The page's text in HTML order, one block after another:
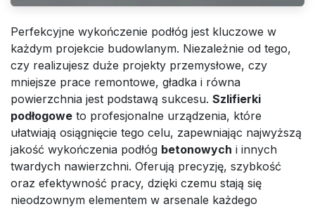
Perfekcyjne wykończenie podłóg jest kluczowe w
każdym projekcie budowlanym. Niezależnie od tego,
czy realizujesz duże projekty przemysłowe, czy
mniejsze prace remontowe, gładka i równa
powierzchnia jest podstawą sukcesu. Szlifierki
podłogowe to profesjonalne urządzenia, które
ułatwiają osiągnięcie tego celu, zapewniając najwyższą
jakość wykończenia podłóg betonowych i innych
twardych nawierzchni. Oferują precyzję, szybkość
oraz efektywność pracy, dzięki czemu stają się
nieodzownym elementem w arsenale każdego